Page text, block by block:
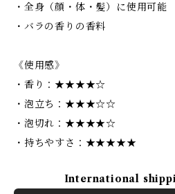
・全身（顔・体・髪）に使用可能
・バラの香りの香料
《使用感》
・香り：★★★★☆
・泡立ち：★★★☆☆
・泡切れ：★★★★☆
・持ちやすさ：★★★★★
International